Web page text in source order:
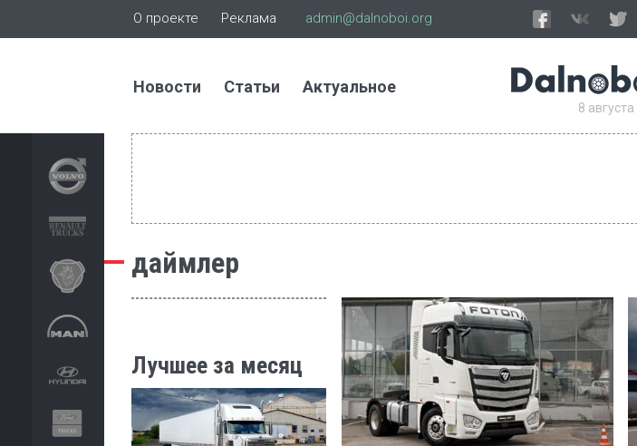
О проекте Реклама admin@dalnoboi.org
Новости Статьи Актуальное
8
даймлер
Лучшее за месяц